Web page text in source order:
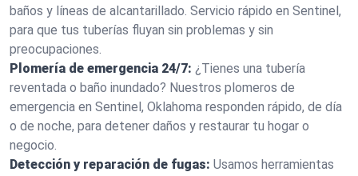
baños y líneas de alcantarillado. Servicio rápido en Sentinel,
para que tus tuberías fluyan sin problemas y sin
preocupaciones.
Plomería de emergencia 24/7: ¿Tienes una tubería
reventada o baño inundado? Nuestros plomeros de
emergencia en Sentinel, Oklahoma responden rápido, de día
o de noche, para detener daños y restaurar tu hogar o
negocio.
Detección y reparación de fugas: Usamos herramientas